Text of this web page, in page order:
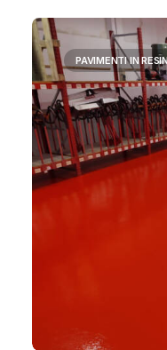
PAVIMENTI IN